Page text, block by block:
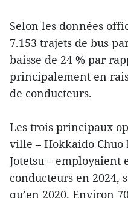
Selon les données
7.153 trajets de bus
baisse de 24 % par
principalement en
de conducteurs.
Les trois principaux
ville – Hokkaido Chuo
Jotetsu – employaient
conducteurs en 2024,
qu’en 2020. Environ